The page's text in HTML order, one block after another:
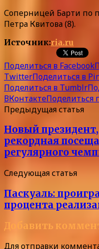
Соперницей Барти по
Петра Квитова (8).
Источник:ria.ru
Поделиться в Facebook
TwitterПоделиться в
Поделиться в Tumblr
ВКонтактеПоделиться
Предыдущая статья
Новый
рекордная
регулярного
Следующая статья
Паскуаль:
процента
Добавить
Для отправки